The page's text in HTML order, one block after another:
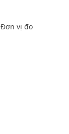
Đơn vị đo